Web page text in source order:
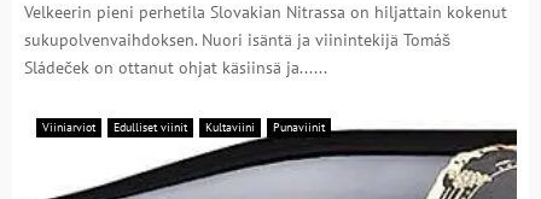
Velkeerin pieni perhetila Slovakian Nitrassa on hiljattain kokenut
sukupolvenvaihdoksen. Nuori isäntä ja viinintekijä Tomáš
Sládeček on ottanut ohjat käsiinsä ja......
Viiniarviot Edulliset viinit Kultaviini Punaviinit